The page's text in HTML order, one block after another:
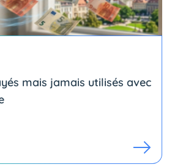
mais jamais utilisés avec